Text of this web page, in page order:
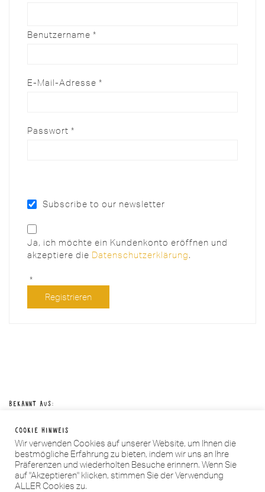
Benutzername *
E-Mail-Adresse *
Passwort *
Subscribe to our newsletter
Ja, ich möchte ein Kundenkonto eröffnen und
akzeptiere die Datenschutzerklärung.
*
Registrieren
Bekannt aus:
Instagram
Cookie Hinweis
Wir verwenden Cookies auf unserer Website, um Ihnen die
bestmögliche Erfahrung zu bieten, indem wir uns an Ihre
Präferenzen und wiederholten Besuche erinnern. Wenn Sie
auf "Akzeptieren" klicken, stimmen Sie der Verwendung
ALLER Cookies zu.